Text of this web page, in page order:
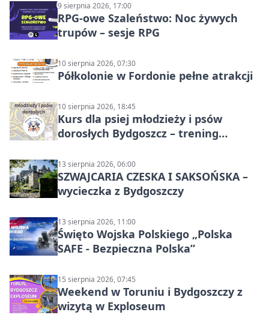
9 sierpnia 2026, 17:00
RPG-owe Szaleństwo: Noc żywych
trupów – sesje RPG
10 sierpnia 2026, 07:30
Półkolonie w Fordonie pełne atrakcji
10 sierpnia 2026, 18:45
Kurs dla psiej młodzieży i psów
dorosłych Bydgoszcz – trening
13 sierpnia 2026, 06:00
SZWAJCARIA CZESKA I SAKSOŃSKA –
wycieczka z Bydgoszczy
13 sierpnia 2026, 11:00
Święto Wojska Polskiego „Polska
SAFE - Bezpieczna Polska”
15 sierpnia 2026, 07:45
Weekend w Toruniu i Bydgoszczy z
wizytą w Exploseum